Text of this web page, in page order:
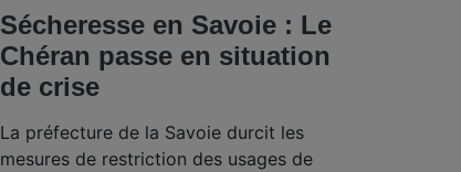
Sécheresse en Savoie : Le
Chéran passe en situation
de crise
La préfecture de la Savoie durcit les
mesures de restriction des usages de